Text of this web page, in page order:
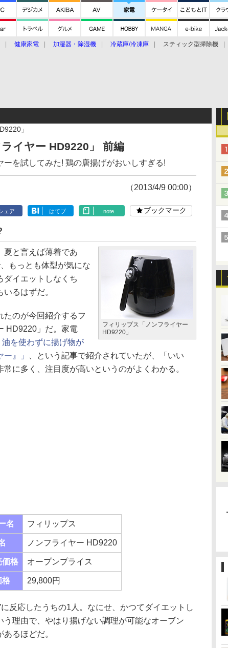
健康家電 加湿器・除湿機 冷蔵庫/冷凍庫 スティック型掃除機
」
イヤー HD9220」 前編
ーを試してみた! 鶏の唐揚げがおいしすぎる!
（2013/4/9 00:00）
ェア はてブ note ブックマーク
フィリップス「ノンフライヤー
HD9220」
と言えば薄着であ
もっとも体型が気にな
ダイエットしなくち
るはずだ。
のが今回紹介するフ
HD9220」だ。家電
油を使わずに揚げ物が
』」
、という記事で紹介されていたが、「いい
に多く、注目度が高いというのがよくわかる。
名 フィリップス
ノンフライヤー HD9220
価格 オープンプライス
格 29,800円
反応したうちの1人。なにせ、かつてダイエットし
う理由で、やはり揚げない調理が可能なオーブン
るほどだ。